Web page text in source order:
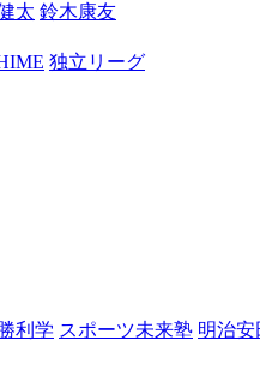
太 鈴木康友
独立リーグ
利学 スポーツ未来塾 明治